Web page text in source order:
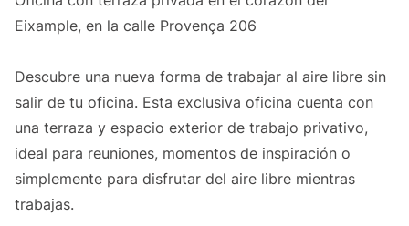
Eixample, en la calle Provença 206
Descubre una nueva forma de trabajar al aire libre sin
salir de tu oficina. Esta exclusiva oficina cuenta con
una terraza y espacio exterior de trabajo privativo,
ideal para reuniones, momentos de inspiración o
simplemente para disfrutar del aire libre mientras
trabajas.